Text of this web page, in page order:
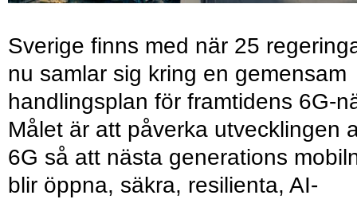
Sverige finns med när 25
nu samlar sig kring en gemensam
handlingsplan för framtidens 6G-
Målet är att påverka utvecklingen
6G så att nästa generations
blir öppna, säkra, resilienta, AI-